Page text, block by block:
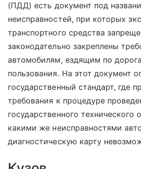
(ПДД) есть документ под
неисправностей, при которых
транспортного средства
законодательно закреплены
автомобилям, ездящим по
пользования. На этот документ
государственный стандарт, где
требования к процедуре
государственного технического
какими же неисправностями
диагностическую карту